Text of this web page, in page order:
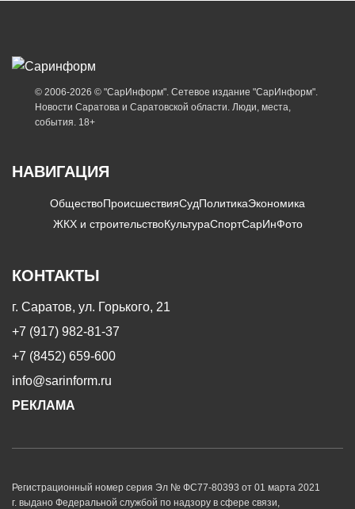
© 2006-2026 © "СарИнформ". Сетевое издание "СарИнформ".
Новости Саратова и Саратовской области. Люди, места,
события. 18+
НАВИГАЦИЯ
ОбществоПроисшествияСудПолитикаЭкономика
ЖКХ и строительствоКультураСпортСарИнФото
КОНТАКТЫ
г. Саратов, ул. Горького, 21
+7 (917) 982-81-37
+7 (8452) 659-600
info@sarinform.ru
РЕКЛАМА
Регистрационный номер серия Эл № ФС77-80393 от 01 марта 2021
г. выдано Федеральной службой по надзору в сфере связи,